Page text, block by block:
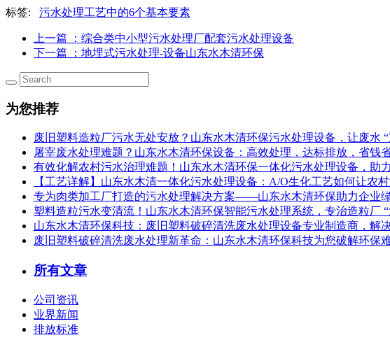
标签: 污水处理工艺中的6个基本要素
上一篇
：综合类中小型污水处理厂配套污水处理设备
下一篇
：地埋式污水处理-设备山东水木清环保
为您推荐
废旧塑料造粒厂污水无处安放？山东水木清环保污水处理设备，让废水
屠宰废水处理难题？山东水木清环保设备：高效处理，达标排放，省钱省
有效化解农村污水治理难题！山东水木清环保一体化污水处理设备，助
【工艺详解】山东水木清一体化污水处理设备：A/O生化工艺如何让农
专为肉类加工厂打造的污水处理解决方案——山东水木清环保助力企业
塑料造粒污水变清流！山东水木清环保智能污水处理系统，专治造粒厂
山东水木清环保科技：废旧塑料破碎清洗废水处理设备专业制造商，解
废旧塑料破碎清洗废水处理新革命：山东水木清环保科技为您破解环保
所有文章
公司资讯
业界新闻
排放标准